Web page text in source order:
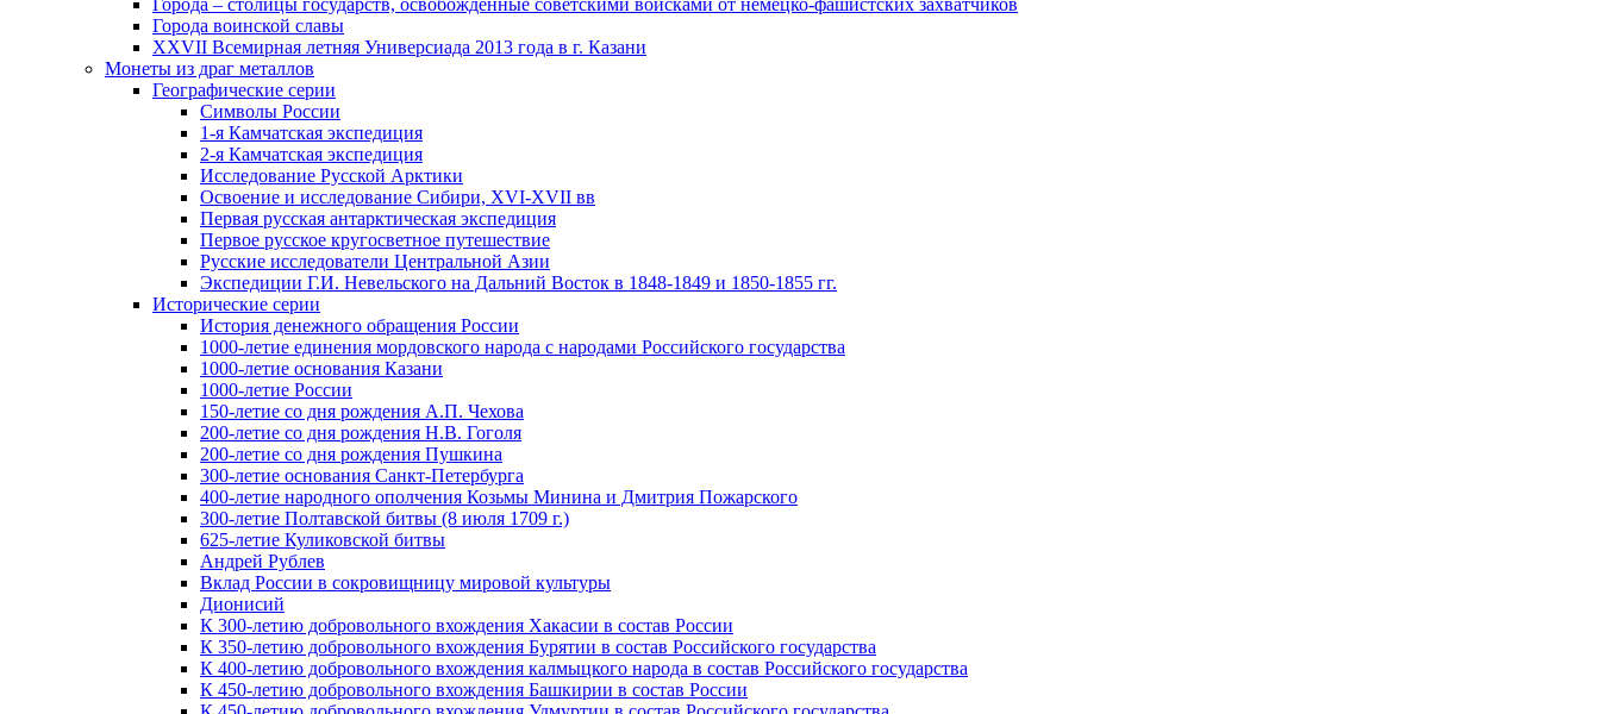
Города воинской славы
XXVII Всемирная летняя Универсиада 2013 года в г. Казани
Монеты из драг металлов
Географические серии
Символы России
1-я Камчатская экспедиция
2-я Камчатская экспедиция
Исследование Русской Арктики
Освоение и исследование Сибири, XVI-XVII вв
Первая русская антарктическая экспедиция
Первое русское кругосветное путешествие
Русские исследователи Центральной Азии
Экспедиции Г.И. Невельского на Дальний Восток в 1848-1849 и 1850-1855 гг.
Исторические серии
История денежного обращения России
1000-летие единения мордовского народа с народами Российского государства
1000-летие основания Казани
1000-летие России
150-летие со дня рождения А.П. Чехова
200-летие со дня рождения Н.В. Гоголя
200-летие со дня рождения Пушкина
300-летие основания Санкт-Петербурга
400-летие народного ополчения Козьмы Минина и Дмитрия Пожарского
300-летие Полтавской битвы (8 июля 1709 г.)
625-летие Куликовской битвы
Андрей Рублев
Вклад России в сокровищницу мировой культуры
Дионисий
К 300-летию добровольного вхождения Хакасии в состав России
К 350-летию добровольного вхождения Бурятии в состав Российского государства
К 400-летию добровольного вхождения калмыцкого народа в состав Российского государства
К 450-летию добровольного вхождения Башкирии в состав России